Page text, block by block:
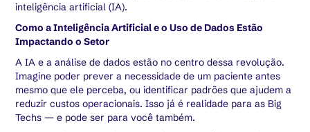
inteligência artificial (IA).
Como a Inteligência Artificial e o Uso de Dados Estão
Impactando o Setor
A IA e a análise de dados estão no centro dessa revolução.
Imagine poder prever a necessidade de um paciente antes
mesmo que ele perceba, ou identificar padrões que ajudem a
reduzir custos operacionais. Isso já é realidade para as Big
Techs — e pode ser para você também.